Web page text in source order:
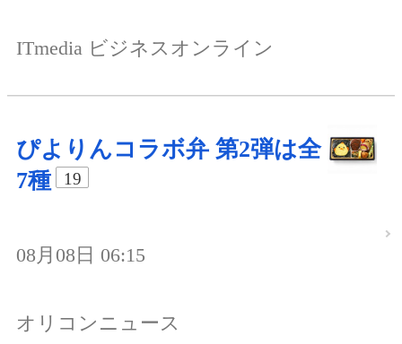
ITmedia ビジネスオンライン
ぴよりんコラボ弁 第2弾は全
7種
19
08月08日 06:15
オリコンニュース